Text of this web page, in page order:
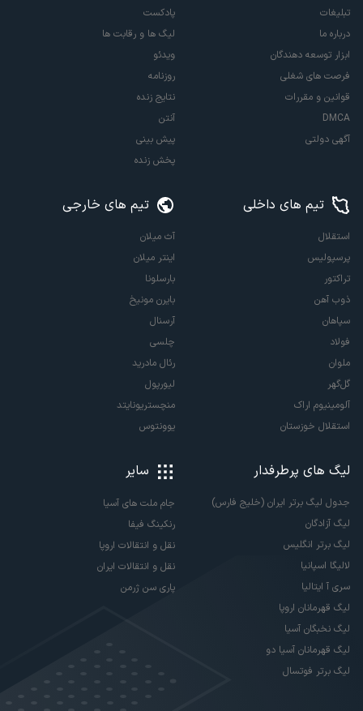
تبلیغات
درباره ما
ابزار توسعه دهندگان
فرصت های شغلی
قوانین و مقررات
DMCA
آگهی دولتی
پادکست
لیگ ها و رقابت ها
ویدئو
روزنامه
نتایج زنده
آنتن
پیش بینی
پخش زنده
تیم های داخلی
استقلال
پرسپولیس
تراکتور
ذوب آهن
سپاهان
فولاد
ملوان
گل‌گهر
آلومینیوم اراک
استقلال خوزستان
تیم های خارجی
آث میلان
اینتر میلان
بارسلونا
بایرن مونیخ
آرسنال
چلسی
رئال مادرید
لیورپول
منچستریونایتد
یوونتوس
لیگ های پرطرفدار
جدول لیگ برتر ایران (خلیج فارس)
لیگ آزادگان
لیگ برتر انگلیس
لالیگا اسپانیا
سری آ ایتالیا
لیگ قهرمانان اروپا
لیگ نخبگان آسیا
لیگ قهرمانان آسیا دو
لیگ برتر فوتسال
سایر
جام ملت های آسیا
رنکینگ فیفا
نقل و انتقالات اروپا
نقل و انتقالات ایران
پاری سن ژرمن